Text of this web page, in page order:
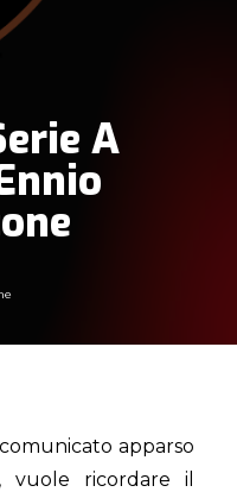
A
apparso
vuole ricordare il